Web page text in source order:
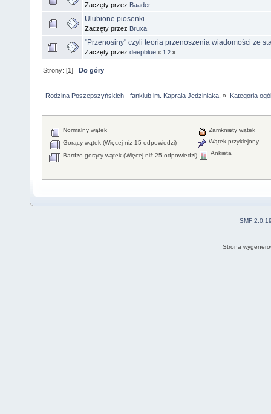
Zaczęty przez Baader
Ulubione piosenki
Zaczęty przez Bruxa
"Przenosiny" czyli teoria przenoszenia wiadomości ze
Zaczęty przez deepblue « 1 2 »
Strony: [1]Do góry
Rodzina Poszepszyńskich - fanklub im. Kaprala Jedziniaka. » Kategoria
Normalny wątek
Gorący wątek (Więcej niż 15 odpowiedzi)
Bardzo gorący wątek (Więcej niż 25 odpowiedzi)
Zamknięty wątek
Wątek przyklejony
Ankieta
SMF
Strona